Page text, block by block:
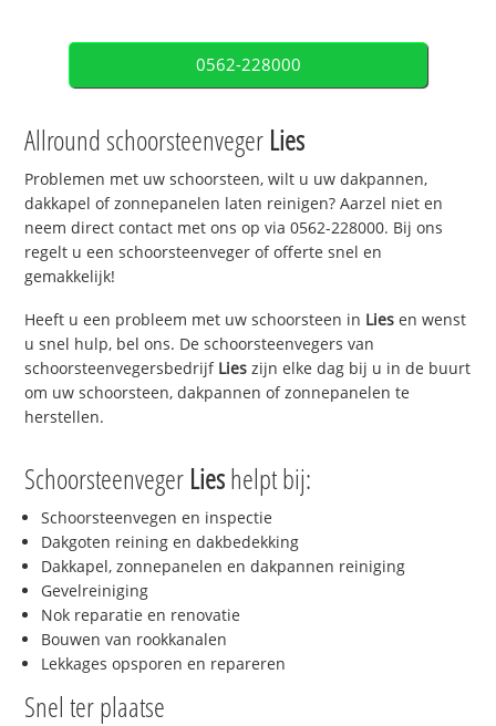
0562-228000
Allround schoorsteenveger Lies
Problemen met uw schoorsteen, wilt u uw dakpannen,
dakkapel of zonnepanelen laten reinigen? Aarzel niet en
neem direct contact met ons op via 0562-228000. Bij ons
regelt u een schoorsteenveger of offerte snel en
gemakkelijk!
Heeft u een probleem met uw schoorsteen in Lies en wenst
u snel hulp, bel ons. De schoorsteenvegers van
schoorsteenvegersbedrijf Lies zijn elke dag bij u in de buurt
om uw schoorsteen, dakpannen of zonnepanelen te
herstellen.
Schoorsteenveger Lieshelpt bij:
Schoorsteenvegen en inspectie
Dakgoten reining en dakbedekking
Dakkapel, zonnepanelen en dakpannen reiniging
Gevelreiniging
Nok reparatie en renovatie
Bouwen van rookkanalen
Lekkages opsporen en repareren
Snel ter plaatse